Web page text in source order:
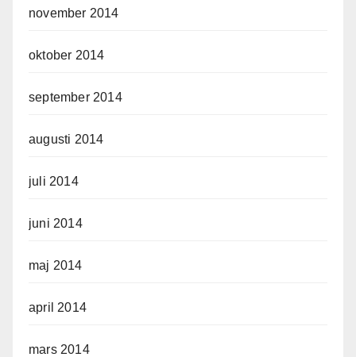
november 2014
oktober 2014
september 2014
augusti 2014
juli 2014
juni 2014
maj 2014
april 2014
mars 2014